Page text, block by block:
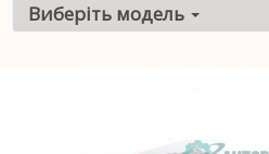
Виберіть модель